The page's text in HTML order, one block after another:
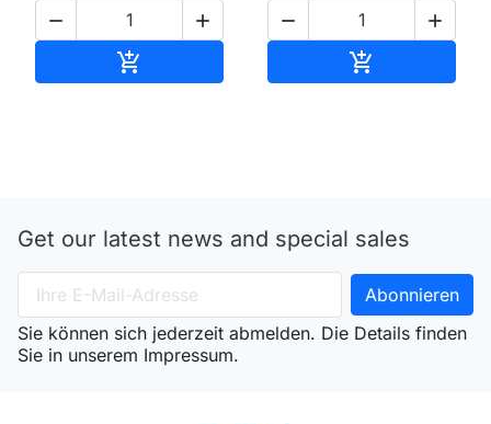
 

 

Get our latest news and special sales
Sie können sich jederzeit abmelden. Die Details finden
Sie in unserem Impressum.